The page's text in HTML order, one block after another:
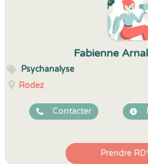
Fabienne
Psychanalyse
Rodez
Contacter
Prendre